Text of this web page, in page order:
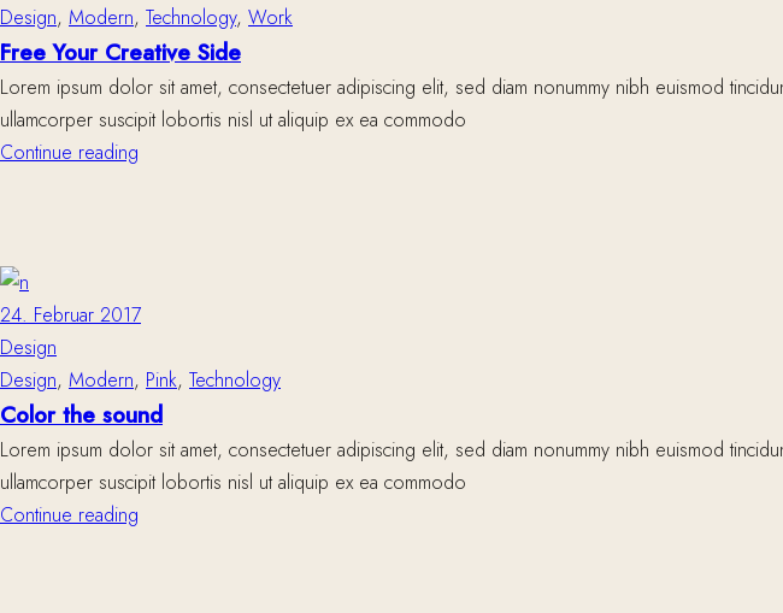
Design, Modern, Technology, Work
Free Your Creative Side
Lorem ipsum dolor sit amet, consectetuer adipiscing elit, sed diam nonummy nibh euismod
ullamcorper suscipit lobortis nisl ut aliquip ex ea commodo
Continue reading
24. Februar 2017
Design
Design, Modern, Pink, Technology
Color the sound
Lorem ipsum dolor sit amet, consectetuer adipiscing elit, sed diam nonummy nibh euismod
ullamcorper suscipit lobortis nisl ut aliquip ex ea commodo
Continue reading